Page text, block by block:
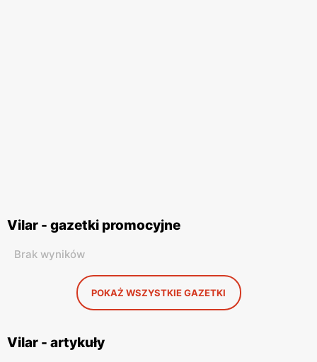
Vilar - gazetki promocyjne
Brak wyników
POKAŻ WSZYSTKIE GAZETKI
Vilar - artykuły